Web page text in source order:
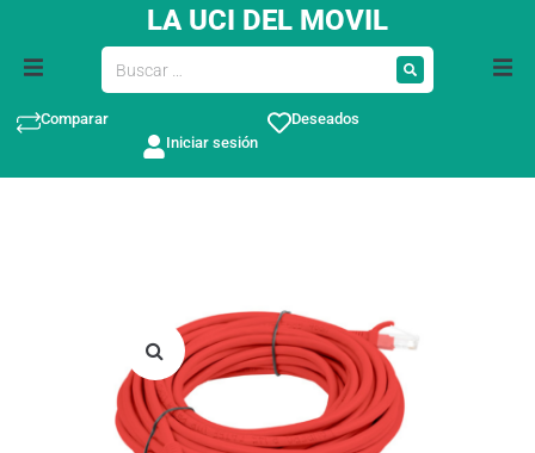
LA UCI DEL MOVIL
Comparar
Deseados
Iniciar sesión